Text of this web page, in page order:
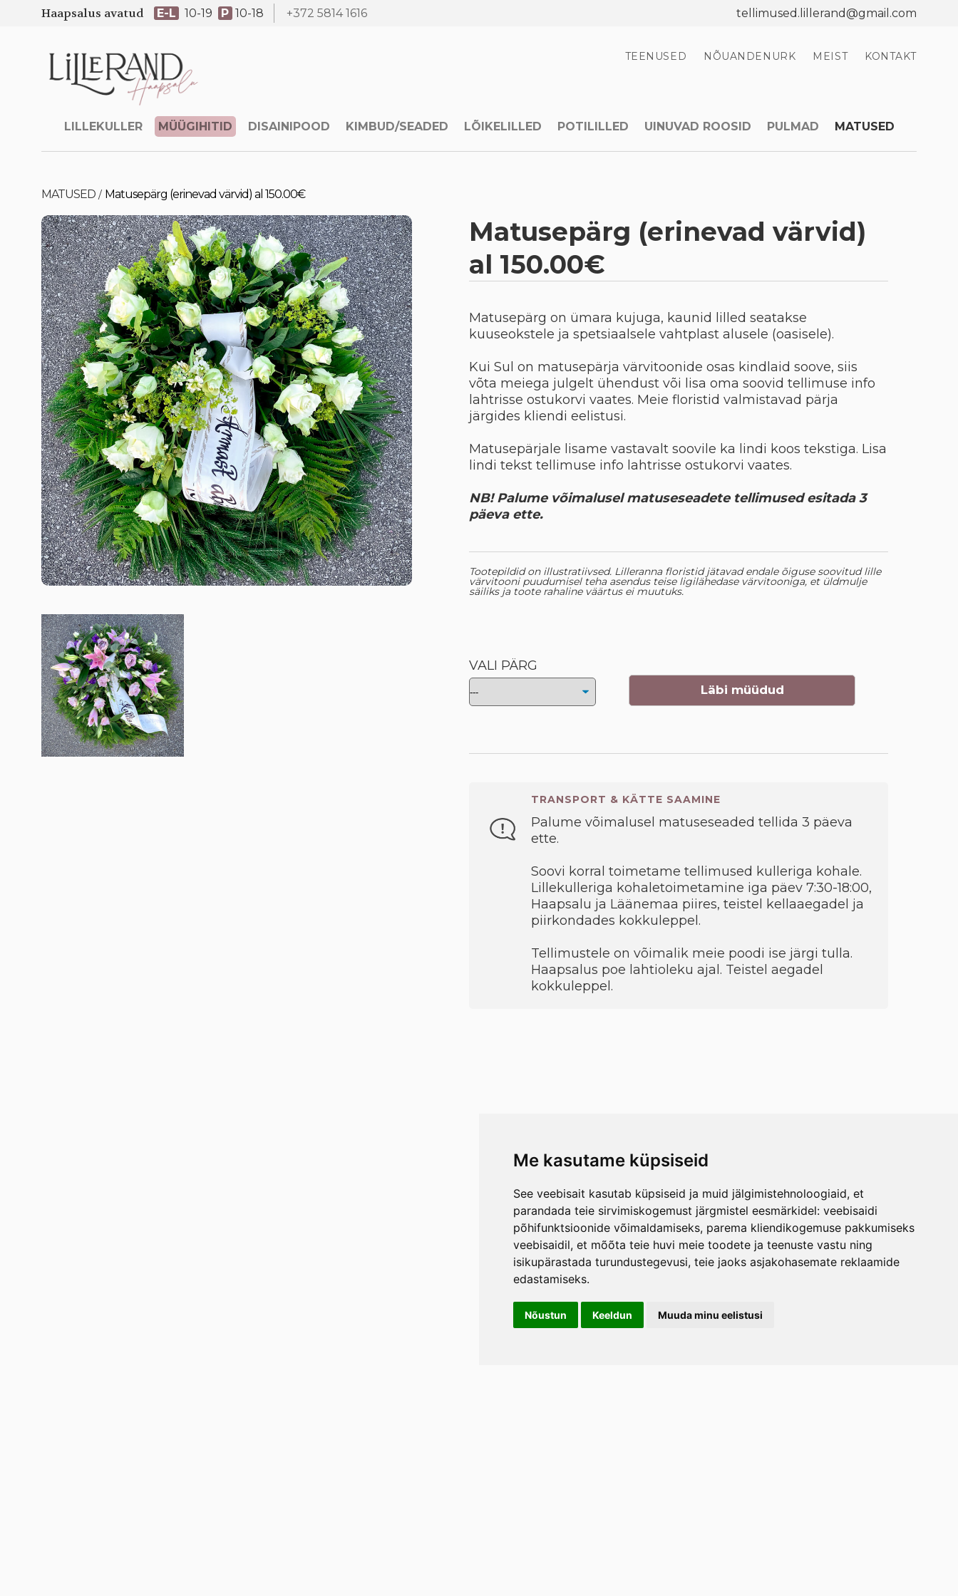
Me kasutame küpsiseid
See veebisait kasutab küpsiseid ja muid jälgimistehnoloogiaid, et
parandada teie sirvimiskogemust järgmistel eesmärkidel: veebisaidi
põhifunktsioonide võimaldamiseks, parema kliendikogemuse pakkumiseks
veebisaidil, et mõõta teie huvi meie toodete ja teenuste vastu ning
isikupärastada turundustegevusi, teie jaoks asjakohasemate reklaamide
edastamiseks.
Nõustun Keeldun Muuda minu eelistusi
Haapsalus avatud E-L 10-19 P 10-18 +372 5814 1616 tellimused.lillerand@gmail.com
TEENUSED NÕUANDENURK MEIST KONTAKT
LILLEKULLER MÜÜGIHITID DISAINIPOOD KIMBUD/SEADED LÕIKELILLED POTILILLED UINUVAD ROOSID PULMAD MATUSED
MATUSED / Matusepärg (erinevad värvid) al 150.00€
Matusepärg (erinevad värvid)
al 150.00€
Matusepärg on ümara kujuga, kaunid lilled seatakse
kuuseokstele ja spetsiaalsele vahtplast alusele (oasisele).
Kui Sul on matusepärja värvitoonide osas kindlaid soove, siis
võta meiega julgelt ühendust või lisa oma soovid tellimuse info
lahtrisse ostukorvi vaates. Meie floristid valmistavad pärja
järgides kliendi eelistusi.
Matusepärjale lisame vastavalt soovile ka lindi koos tekstiga. Lisa
lindi tekst tellimuse info lahtrisse ostukorvi vaates.
NB! Palume võimalusel matuseseadete tellimused esitada 3
päeva ette.
Tootepildid on illustratiivsed. Lilleranna floristid jätavad endale õiguse soovitud lille
värvitooni puudumisel teha asendus teise ligilähedase värvitooniga, et üldmulje
säiliks ja toote rahaline väärtus ei muutuks.
VALI PÄRG
Läbi müüdud
TRANSPORT & KÄTTE SAAMINE
Palume võimalusel matuseseaded tellida 3 päeva
ette.
Soovi korral toimetame tellimused kulleriga kohale.
Lillekulleriga kohaletoimetamine iga päev 7:30-18:00,
Haapsalu ja Läänemaa piires, teistel kellaaegadel ja
piirkondades kokkuleppel.
Tellimustele on võimalik meie poodi ise järgi tulla.
Haapsalus poe lahtioleku ajal. Teistel aegadel
kokkuleppel.